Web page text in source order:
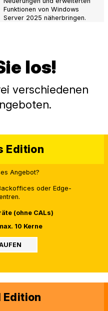
Funktionen von Windows
Server 2025 näherbringen.
los!
verschiedenen
Edition
Angebot?
oder Edge-
(ohne CALs)
10 Kerne
Edition